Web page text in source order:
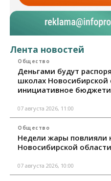
Лента новостей
Общество
Деньгами будут
школах Новосибирской
инициативное
07 августа 2026, 11:00
Общество
Недели жары повлияли
Новосибирской
07 августа 2026, 10:00